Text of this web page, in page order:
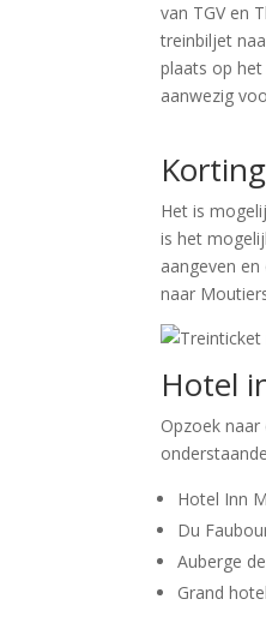
van TGV en
treinbiljet
plaats op
aanwezig
Het is
is het
aangeven
naar
Hotel
Opzoek
Hotel Inn
Du
Auberge
Grand